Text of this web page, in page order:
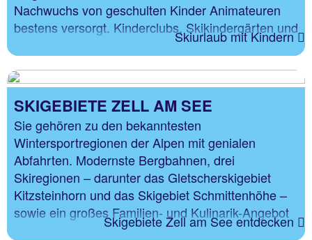
Nachwuchs von geschulten Kinder Animateuren
bestens versorgt. Kinderclubs, Skikindergärten und
Kinderskischulen bieten Programme, die auf das
Skiurlaub mit Kindern
SKIGEBIETE ZELL AM SEE
Sie gehören zu den bekanntesten
Wintersportregionen der Alpen mit genialen
Abfahrten. Modernste Bergbahnen, drei
Skiregionen – darunter das Gletscherskigebiet
Kitzsteinhorn und das Skigebiet Schmittenhöhe –
sowie ein großes Familien- und Kulinarik-Angebot
an den Pisten tragen zum Mythos Zell am See-
Skigebiete Zell am See entdecken